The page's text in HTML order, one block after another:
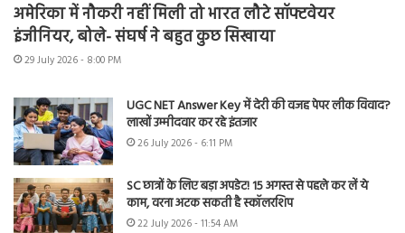
अमेरिका में नौकरी नहीं मिली तो भारत लौटे सॉफ्टवेयर
इंजीनियर, बोले- संघर्ष ने बहुत कुछ सिखाया
29 July 2026 - 8:00 PM
UGC NET Answer Key में देरी की वजह पेपर लीक विवाद?
लाखों उम्मीदवार कर रहे इंतजार
26 July 2026 - 6:11 PM
SC छात्रों के लिए बड़ा अपडेट! 15 अगस्त से पहले कर लें ये
काम, वरना अटक सकती है स्कॉलरशिप
22 July 2026 - 11:54 AM